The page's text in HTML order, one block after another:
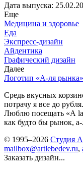
Дата выпуска:
Еще
Медицина и здоровье
Еда
Экспресс-дизайн
Айдентика
Графический дизайн
Далее
Логотип «А-ля рынка»
Средь вкусных
потрачу я все до рубля.
Люблю посещать «A
как будто бы рынок, а-
© 1995–2026 Студия
mailbox@artlebedev.ru,
Заказать дизайн...